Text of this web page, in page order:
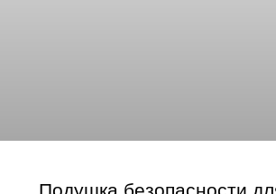
Подушка безопасности